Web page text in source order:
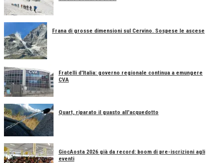
Frana di grosse dimensioni sul Cervino. Sospese le ascese
Fratelli d'Italia: governo regionale continua a emungere
CVA
Quart, riparato il guasto all'acquedotto
GiocAosta 2026 già da record: boom di pre-iscrizioni agli
eventi